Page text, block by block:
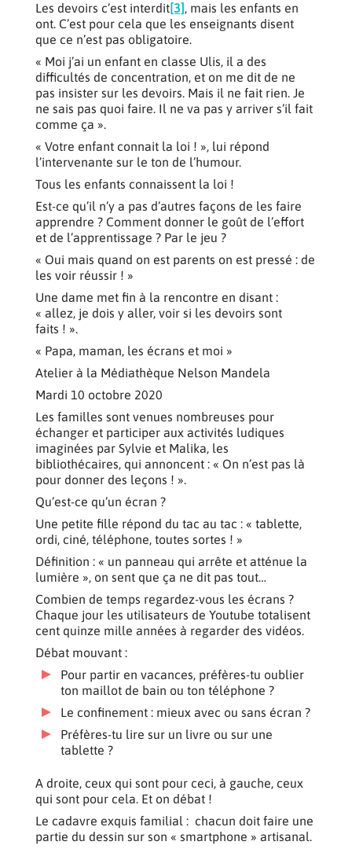
Les devoirs c’est interdit[3], mais les enfants en
ont. C’est pour cela que les enseignants disent
que ce n’est pas obligatoire.
« Moi j’ai un enfant en classe Ulis, il a des
difficultés de concentration, et on me dit de ne
pas insister sur les devoirs. Mais il ne fait rien. Je
ne sais pas quoi faire. Il ne va pas y arriver s’il fait
comme ça ».
« Votre enfant connait la loi ! », lui répond
l’intervenante sur le ton de l’humour.
Tous les enfants connaissent la loi !
Est-ce qu’il n’y a pas d’autres façons de les faire
apprendre ? Comment donner le goût de l’effort
et de l’apprentissage ? Par le jeu ?
« Oui mais quand on est parents on est pressé : de
les voir réussir ! »
Une dame met fin à la rencontre en disant :
« allez, je dois y aller, voir si les devoirs sont
faits ! ».
« Papa, maman, les écrans et moi »
Atelier à la Médiathèque Nelson Mandela
Mardi 10 octobre 2020
Les familles sont venues nombreuses pour
échanger et participer aux activités ludiques
imaginées par Sylvie et Malika, les
bibliothécaires, qui annoncent : « On n’est pas là
pour donner des leçons ! ».
Qu’est-ce qu’un écran ?
Une petite fille répond du tac au tac : « tablette,
ordi, ciné, téléphone, toutes sortes ! »
Définition : « un panneau qui arrête et atténue la
lumière », on sent que ça ne dit pas tout…
Combien de temps regardez-vous les écrans ?
Chaque jour les utilisateurs de Youtube totalisent
cent quinze mille années à regarder des vidéos.
Débat mouvant :
Pour partir en vacances, préfères-tu oublier
ton maillot de bain ou ton téléphone ?
Le confinement : mieux avec ou sans écran ?
Préfères-tu lire sur un livre ou sur une
tablette ?
A droite, ceux qui sont pour ceci, à gauche, ceux
qui sont pour cela. Et on débat !
Le cadavre exquis familial : chacun doit faire une
partie du dessin sur son « smartphone » artisanal.